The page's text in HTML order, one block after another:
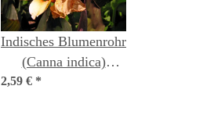
Indisches Blumenrohr
(Canna indica)
2,59 € *